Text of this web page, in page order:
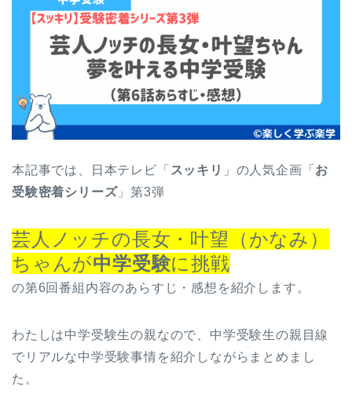
本記事では、日本テレビ「 スッキリ 」の人気企画「 お
受験密着シリーズ」第3弾
芸人ノッチの長女・叶望（かなみ）
ちゃんが中学受験に挑戦
の第6回番組内容のあらすじ・感想を紹介します。
わたしは中学受験生の親なので、中学受験生の親目線
でリアルな中学受験事情を紹介しながらまとめまし
た。